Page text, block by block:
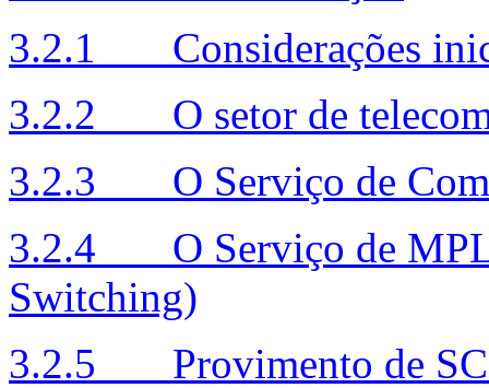
3.2.1 Considerações
3.2.2 O setor de
3.2.3 O Serviço de
3.2.4 O Serviço de
Switching)
3.2.5 Provimento de